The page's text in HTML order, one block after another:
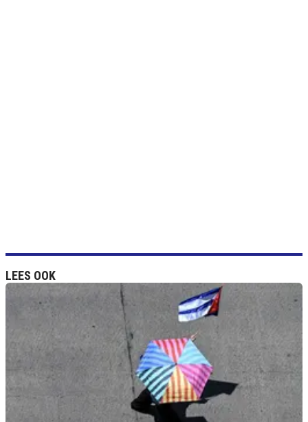
LEES OOK